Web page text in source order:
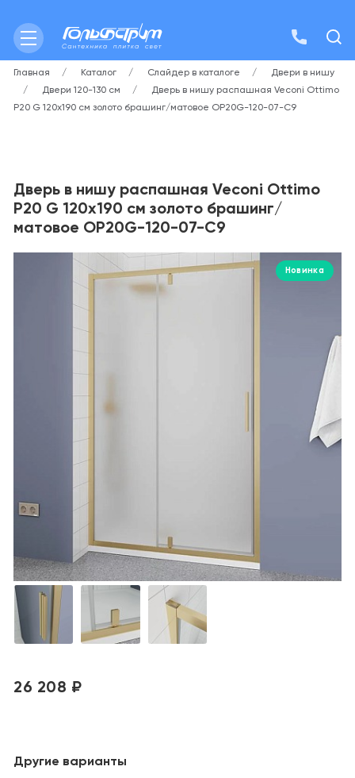
Главная Каталог Слайдер в каталоге
Двери в нишу
Двери 120-130 см
Дверь в нишу распашная Veconi Ottimo
P20 G 120х190 см золото брашинг/матовое OP20G-120-07-C9
Дверь в нишу распашная Veconi Ottimo
P20 G 120х190 см золото брашинг/
матовое OP20G-120-07-C9
Новинка
26 208 ₽
Другие варианты